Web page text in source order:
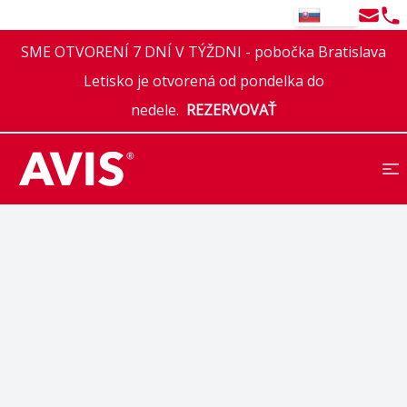
SK Email
SME OTVORENÍ 7 DNÍ V TÝŽDNI - pobočka Bratislava
Letisko je otvorená od pondelka do
nedele. REZERVOVAŤ